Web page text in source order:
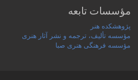
مؤسسات تابعه
پژوهشکده هنر
مؤسسه تألیف، ترجمه و نشر آثار هنری
مؤسسه فرهنگی هنری صبا